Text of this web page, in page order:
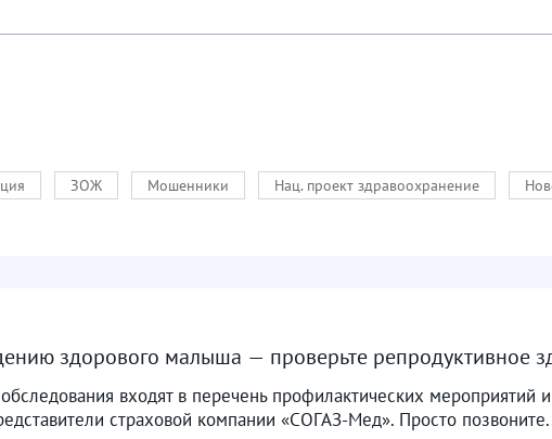
ЗОЖ Мошенники Нац. проект здравоохранение
здорового малыша — проверьте репродуктивное
входят в перечень профилактических мероприятий
страховой компании «СОГАЗ-Мед». Просто